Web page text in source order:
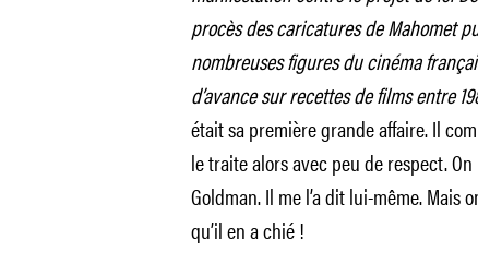
procès des caricatures de Mahomet
nombreuses figures du cinéma
d’avance sur recettes de films entre
était sa première grande affaire. Il
le traite alors avec peu de respect.
Goldman. Il me l’a dit lui-même. Mais
qu’il en a chié !